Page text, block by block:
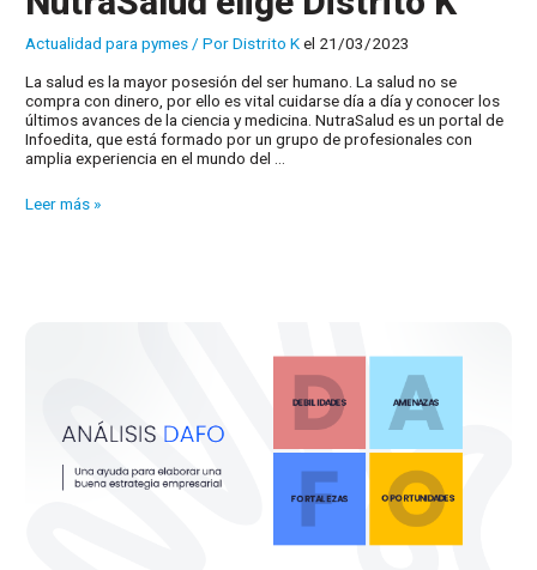
Actualidad para pymes/ PorDistrito Kel 21/03/2023
La salud es la mayor posesión del ser humano. La salud no se
compra con dinero, por ello es vital cuidarse día a día y conocer los
últimos avances de la ciencia y medicina. NutraSalud es un portal de
Infoedita, que está formado por un grupo de profesionales con
amplia experiencia en el mundo del …
NutraSalud
Leer más »